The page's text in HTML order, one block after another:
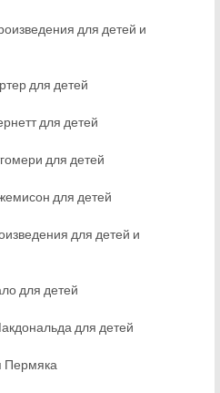
для детей и
для детей
для детей
для детей
для детей
для детей и
для детей
для детей
Пермяка